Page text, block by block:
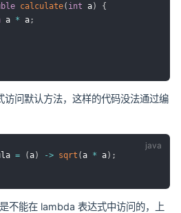
calculate( int a)
{
a * a;
问默认方法，这样的代码没法通过编
= (a) -> sqrt (a * a) ;
不能在 lambda 表达式中访问的，上